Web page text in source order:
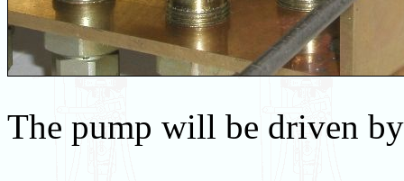
The pump will be driven